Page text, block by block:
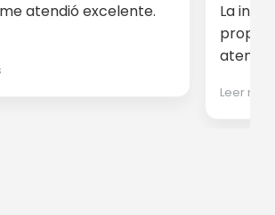
atendió excelente.
La
Leer más